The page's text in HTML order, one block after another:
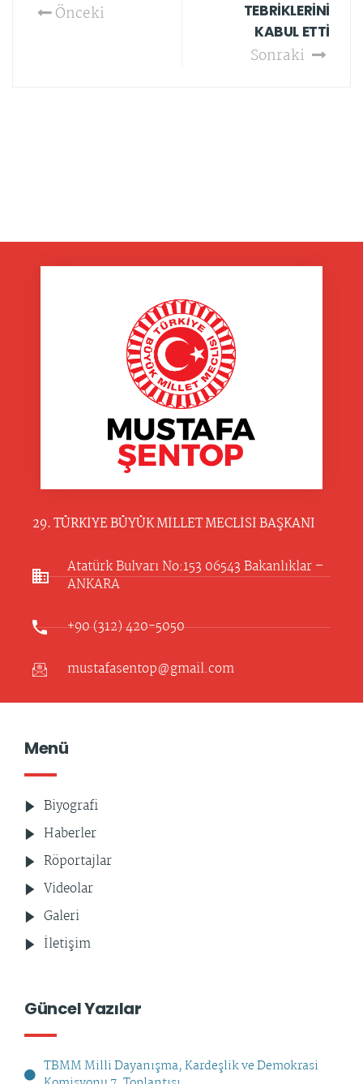
Önceki
TEBRİKLERİNİ
KABUL ETTİ
Sonraki
29. TÜRKİYE BÜYÜK MİLLET MECLİSİ BAŞKANI
Atatürk Bulvarı No:153 06543 Bakanlıklar –
ANKARA​
+90 (312) 420-5050
mustafasentop@gmail.com
Menü
Biyografi
Haberler
Röportajlar
Videolar
Galeri
İletişim
Güncel Yazılar
TBMM Milli Dayanışma, Kardeşlik ve Demokrasi